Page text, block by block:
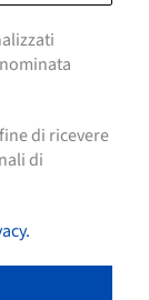
di ricevere
di